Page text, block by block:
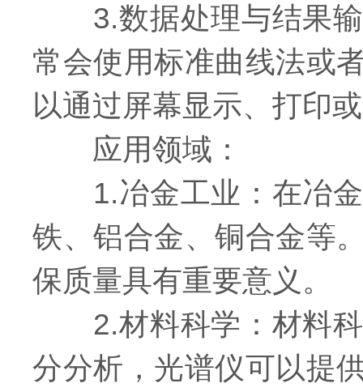
3.数据处理与结果输
常会使用标准曲线法或
以通过屏幕显示、打印
应用领域：
1.冶金工业：在冶金
铁、铝合金、铜合金等
保质量具有重要意义。
2.材料科学：材料科
分分析，光谱仪可以提